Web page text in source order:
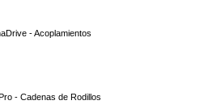
- Acoplamientos
- Cadenas de Rodillos